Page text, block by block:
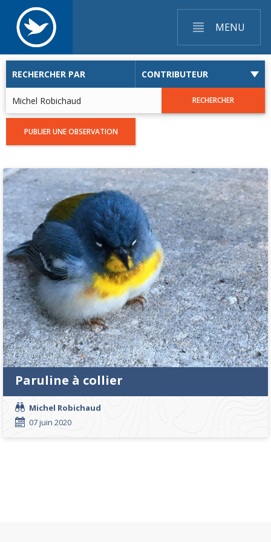
MENU
RECHERCHER PAR
RECHERCHER
PUBLIER UNE OBSERVATION
Paruline à collier
Michel Robichaud
07 juin 2020